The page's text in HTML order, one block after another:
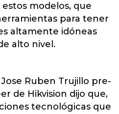
modelos, que
para tener
altamente idóneas
alto nivel.
Ruben Trujillo pre-
de Hikvision dijo que,
tecnológicas que